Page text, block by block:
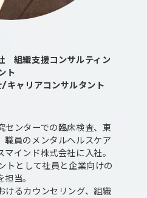
組織支援コンサルティン
ト
キャリアコンサルタント
センターでの臨床検査、東
職員のメンタルヘルスケア
インド株式会社に入社。
トとして社員と企業向けの
当。
けるカウンセリング、組織